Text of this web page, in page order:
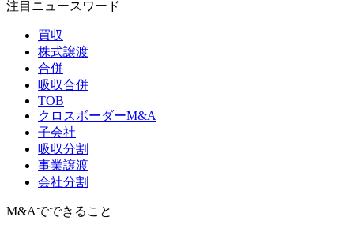
注目ニュースワード
買収
株式譲渡
合併
吸収合併
TOB
クロスボーダーM&A
子会社
吸収分割
事業譲渡
会社分割
M&Aでできること